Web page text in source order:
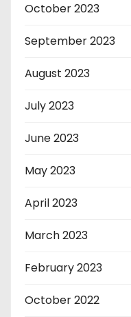
October 2023
September 2023
August 2023
July 2023
June 2023
May 2023
April 2023
March 2023
February 2023
October 2022